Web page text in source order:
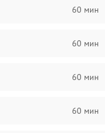
60 мин
60 мин
60 мин
60 мин